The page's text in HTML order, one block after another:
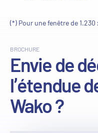
(*) Pour une fenêtre de 1.230
BROCHURE
Envie de
l’étendue
Wako ?